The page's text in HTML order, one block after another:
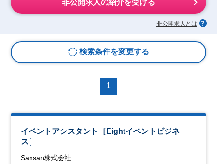
非公開求人の紹介を受ける
非公開求人とは
検索条件を変更する
1
イベントアシスタント［Eightイベントビジネ
ス］
Sansan株式会社